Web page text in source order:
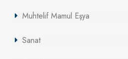
Muhtelif Mamul Eşya
Sanat